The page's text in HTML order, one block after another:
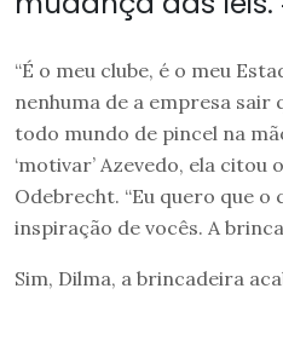
“É o meu clube, é o meu
nenhuma de a empresa
todo mundo de pincel na
‘motivar’ Azevedo, ela
Odebrecht. “Eu quero que o
inspiração de vocês. A
Sim, Dilma, a brincadeira